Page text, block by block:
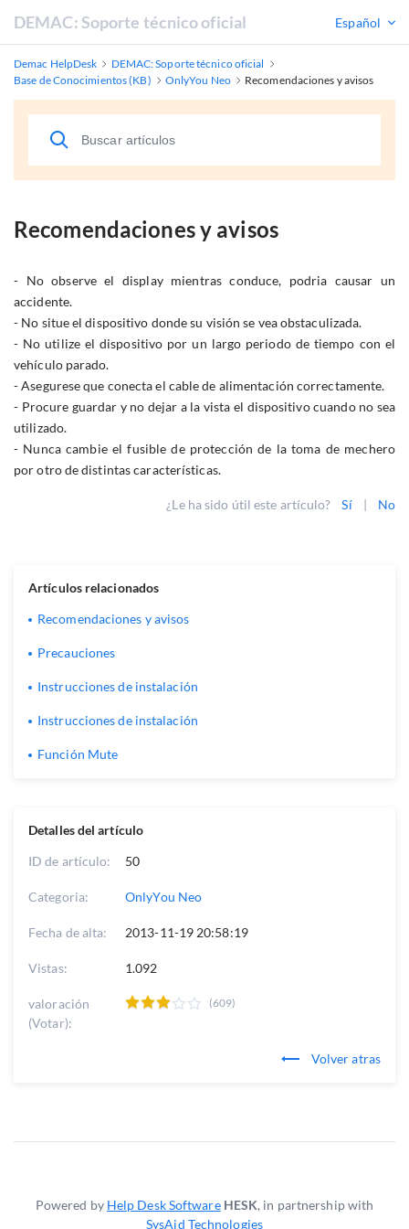
DEMAC: Soporte técnico oficial Español
Demac HelpDesk
DEMAC: Soporte técnico oficial
Base de Conocimientos (KB)
OnlyYou Neo Recomendaciones y avisos
Recomendaciones y avisos
- No observe el display mientras conduce, podria causar un
accidente.
- No situe el dispositivo donde su visión se vea obstaculizada.
- No utilize el dispositivo por un largo periodo de tiempo con el
vehículo parado.
- Asegurese que conecta el cable de alimentación correctamente.
- Procure guardar y no dejar a la vista el dispositivo cuando no sea
utilizado.
- Nunca cambie el fusible de protección de la toma de mechero
por otro de distintas características.
¿Le ha sido útil este artículo? Sí | No
Detalles del artículo
ID de artículo: 50
Categoria: OnlyYou Neo
Fecha de alta: 2013-11-19 20:58:19
Vistas: 1.092
valoración
(Votar):
(609)
Volver atras
Artículos relacionados
Recomendaciones y avisos
Precauciones
Instrucciones de instalación
Instrucciones de instalación
Función Mute
Powered by Help Desk Software HESK, in partnership with
SysAid Technologies